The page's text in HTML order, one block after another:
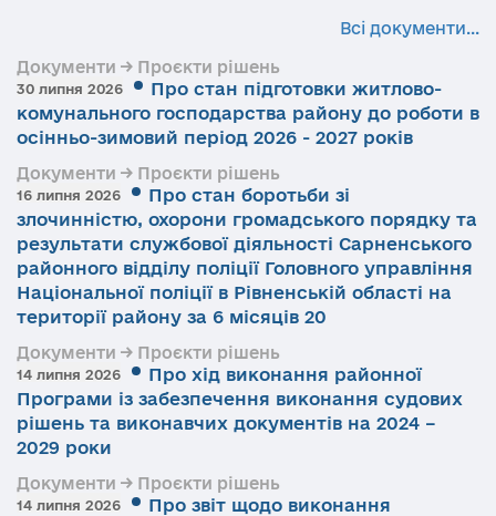
Всі документи...
Документи → Проєкти рішень
30 липня 2026
Про стан підготовки житлово-
комунального господарства району до роботи в
осінньо-зимовий період 2026 - 2027 років
Документи → Проєкти рішень
16 липня 2026
Про стан боротьби зі
злочинністю, охорони громадського порядку та
результати службової діяльності Сарненського
районного відділу поліції Головного управління
Національної поліції в Рівненській області на
території району за 6 місяців 20
Документи → Проєкти рішень
14 липня 2026
Про хід виконання районної
Програми із забезпечення виконання судових
рішень та виконавчих документів на 2024 –
2029 роки
Документи → Проєкти рішень
14 липня 2026
Про звіт щодо виконання